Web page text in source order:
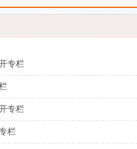
专栏
专栏
栏